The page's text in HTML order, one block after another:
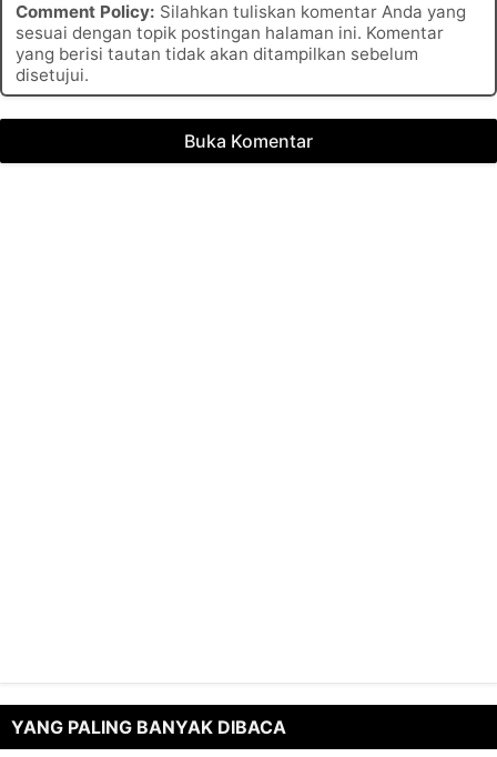
Comment Policy: Silahkan tuliskan komentar Anda yang
sesuai dengan topik postingan halaman ini. Komentar
yang berisi tautan tidak akan ditampilkan sebelum
disetujui.
Buka Komentar
YANG PALING BANYAK DIBACA